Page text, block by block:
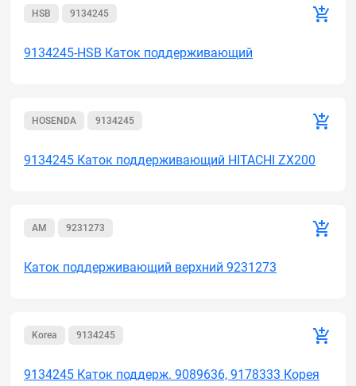
HSB 9134245
9134245-HSB Каток поддерживающий
HOSENDA 9134245
9134245 Каток поддерживающий HITACHI ZX200
AM 9231273
Каток поддерживающий верхний 9231273
Korea 9134245
9134245 Каток поддерж. 9089636, 9178333 Корея